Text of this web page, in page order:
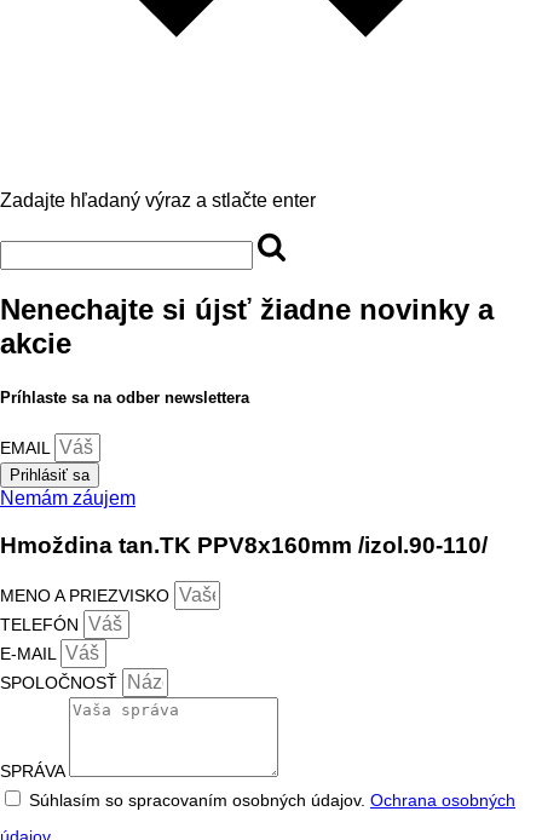
Zadajte hľadaný výraz a stlačte enter
Nenechajte si újsť žiadne novinky a
akcie
Príhlaste sa na odber newslettera
EMAIL
Prihlásiť sa
Nemám záujem
Hmoždina tan.TK PPV8x160mm /izol.90-110/
MENO A PRIEZVISKO
TELEFÓN
E-MAIL
SPOLOČNOSŤ
SPRÁVA
Súhlasím so spracovaním osobných údajov. Ochrana osobných